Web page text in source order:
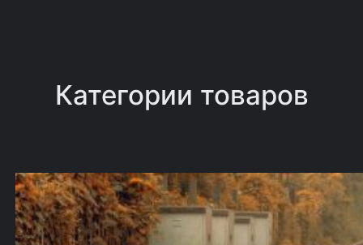
Категории товаров